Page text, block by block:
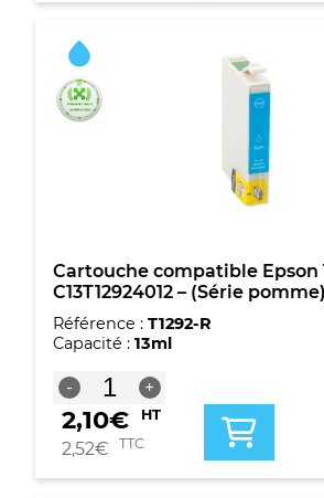
G&G
Epson
T1292
-
C13T12924012
Cartouche compatible Epson
C13T12924012 – (Série
Référence : T1292-R
Capacité : 13ml
-
quantité
de
Cartouche
compatible
T1292
+
2,10€ HT
2,52€ TTC